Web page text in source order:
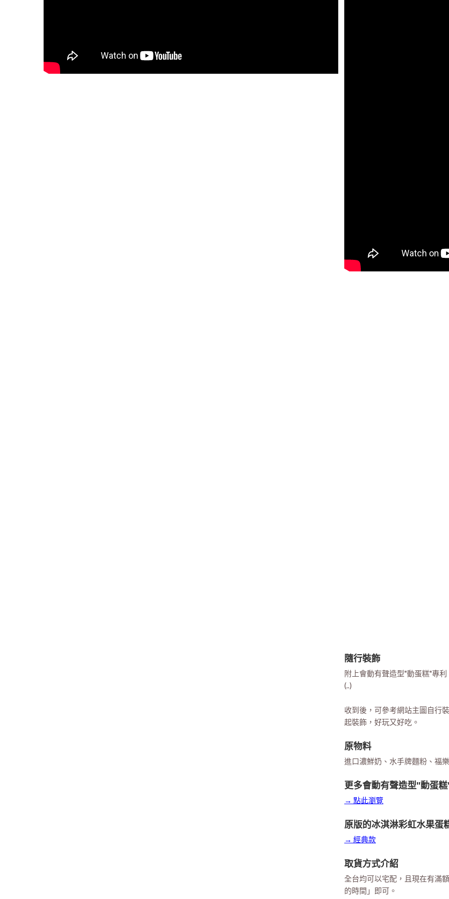
隨行裝飾
附上會動有聲造型"動蛋糕"專
(..)
收到後，可參考網站主圖自行
起裝飾，好玩又好吃。
原物料
進口濃鮮奶、水手牌麵粉、福
更多會動有聲造型"動蛋
→ 點此瀏覽
原版的冰淇淋彩虹水果蛋
→ 經典款
取貨方式介紹
全台均可以宅配，且現在有滿
的時間」即可。